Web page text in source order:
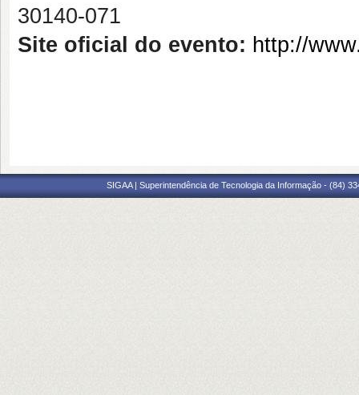
30140-071
Site oficial do evento: http://
SIGAA | Superintendência de Tecnologia da Informação - (84)